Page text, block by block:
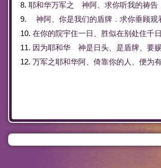
8. 耶和华万军之 神阿 求你听我的祷告
9.
神阿 你是我们的盾牌 ． 求你垂顾观
10. 在你的院宇住一日 胜似在别处住千日
11. 因为耶和华 神是日头 是盾牌 要
12. 万军之耶和华阿 倚靠你的 人 便为